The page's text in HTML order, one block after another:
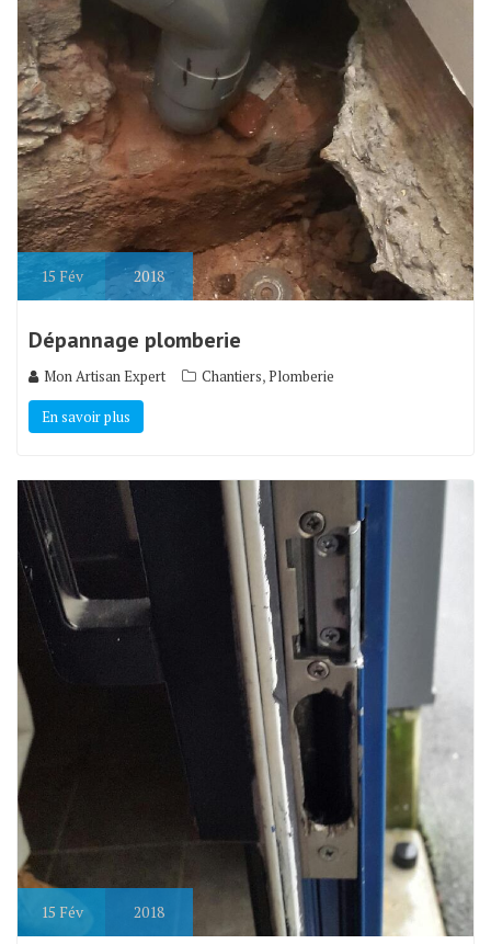
15 Fév 2018
Dépannage plomberie
Mon Artisan Expert Chantiers,Plomberie
En savoir plus
15 Fév 2018